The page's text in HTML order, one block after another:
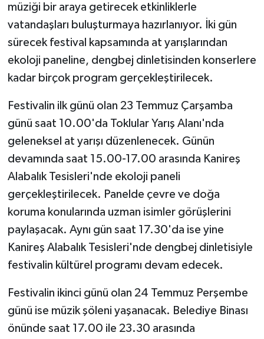
müziği bir araya getirecek etkinliklerle
vatandaşları buluşturmaya hazırlanıyor. İki gün
sürecek festival kapsamında at yarışlarından
ekoloji paneline, dengbej dinletisinden konserlere
kadar birçok program gerçekleştirilecek.
Festivalin ilk günü olan 23 Temmuz Çarşamba
günü saat 10.00'da Toklular Yarış Alanı'nda
geleneksel at yarışı düzenlenecek. Günün
devamında saat 15.00-17.00 arasında Kanireş
Alabalık Tesisleri'nde ekoloji paneli
gerçekleştirilecek. Panelde çevre ve doğa
koruma konularında uzman isimler görüşlerini
paylaşacak. Aynı gün saat 17.30'da ise yine
Kanireş Alabalık Tesisleri'nde dengbej dinletisiyle
festivalin kültürel programı devam edecek.
Festivalin ikinci günü olan 24 Temmuz Perşembe
günü ise müzik şöleni yaşanacak. Belediye Binası
önünde saat 17.00 ile 23.30 arasında
YEDİSU